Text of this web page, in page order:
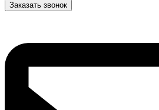
Заказать звонок